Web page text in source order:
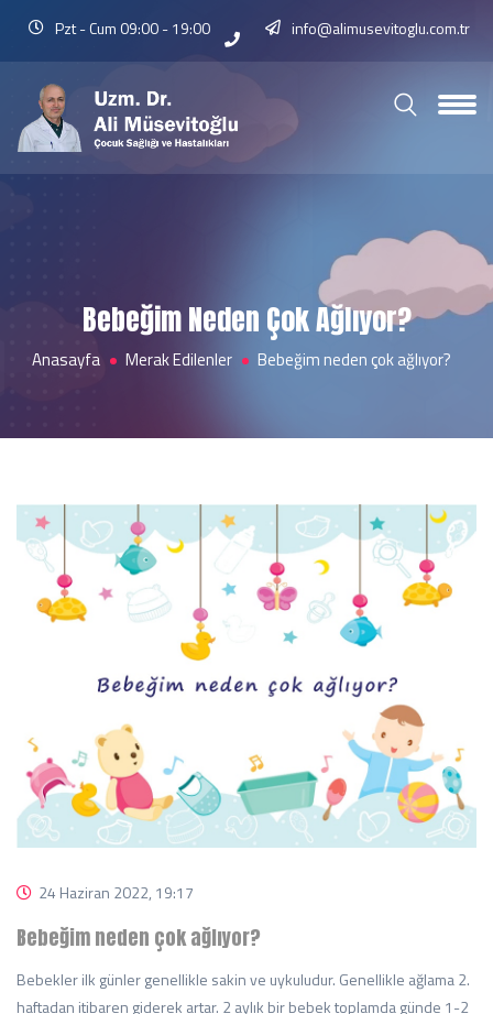
Pzt - Cum 09:00 - 19:00 info@alimusevitoglu.com.tr
Bebeğim Neden Çok Ağlıyor?
Anasayfa Merak Edilenler Bebeğim neden çok ağlıyor?
24 Haziran 2022, 19:17
Bebeğim neden çok ağlıyor?
Bebekler ilk günler genellikle sakin ve uykuludur. Genellikle ağlama 2.
haftadan itibaren giderek artar. 2 aylık bir bebek toplamda günde 1-2